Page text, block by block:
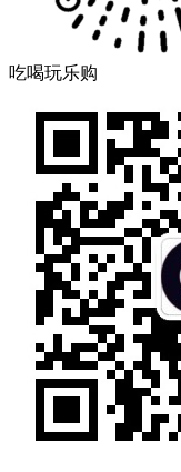
吃喝玩乐购